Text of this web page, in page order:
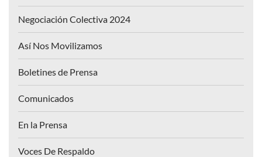
Negociación Colectiva 2024
Así Nos Movilizamos
Boletines de Prensa
Comunicados
En la Prensa
Voces De Respaldo